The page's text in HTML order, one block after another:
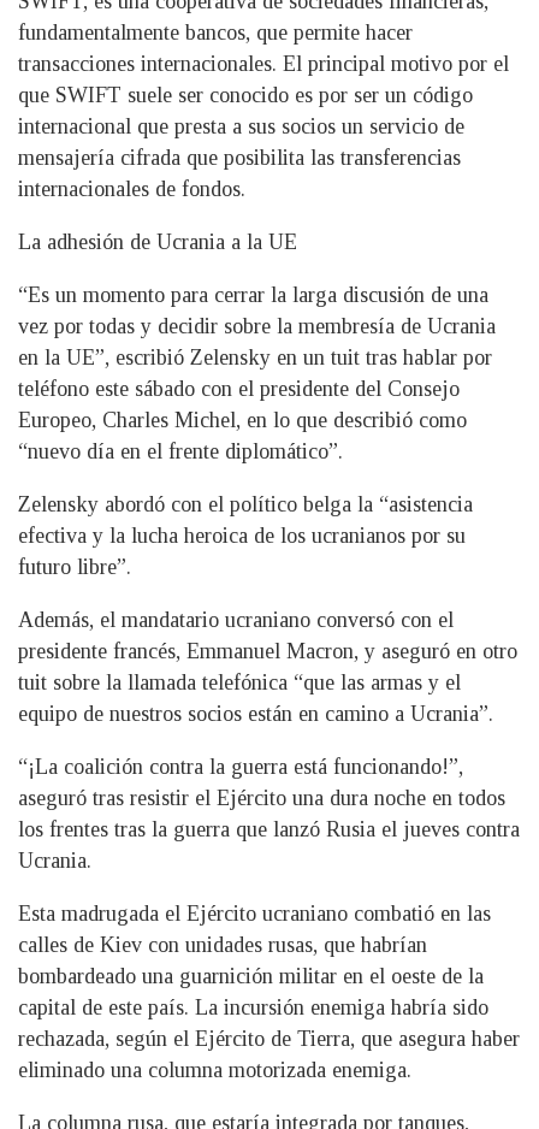
fundamentalmente bancos, que permite hacer
transacciones internacionales. El principal motivo por el
que SWIFT suele ser conocido es por ser un código
internacional que presta a sus socios un servicio de
mensajería cifrada que posibilita las transferencias
internacionales de fondos.
La adhesión de Ucrania a la UE
“Es un momento para cerrar la larga discusión de una
vez por todas y decidir sobre la membresía de Ucrania
en la UE”, escribió Zelensky en un tuit tras hablar por
teléfono este sábado con el presidente del Consejo
Europeo, Charles Michel, en lo que describió como
“nuevo día en el frente diplomático”.
Zelensky abordó con el político belga la “asistencia
efectiva y la lucha heroica de los ucranianos por su
futuro libre”.
Además, el mandatario ucraniano conversó con el
presidente francés, Emmanuel Macron, y aseguró en otro
tuit sobre la llamada telefónica “que las armas y el
equipo de nuestros socios están en camino a Ucrania”.
“¡La coalición contra la guerra está funcionando!”,
aseguró tras resistir el Ejército una dura noche en todos
los frentes tras la guerra que lanzó Rusia el jueves contra
Ucrania.
Esta madrugada el Ejército ucraniano combatió en las
calles de Kiev con unidades rusas, que habrían
bombardeado una guarnición militar en el oeste de la
capital de este país. La incursión enemiga habría sido
rechazada, según el Ejército de Tierra, que asegura haber
eliminado una columna motorizada enemiga.
La columna rusa, que estaría integrada por tanques,